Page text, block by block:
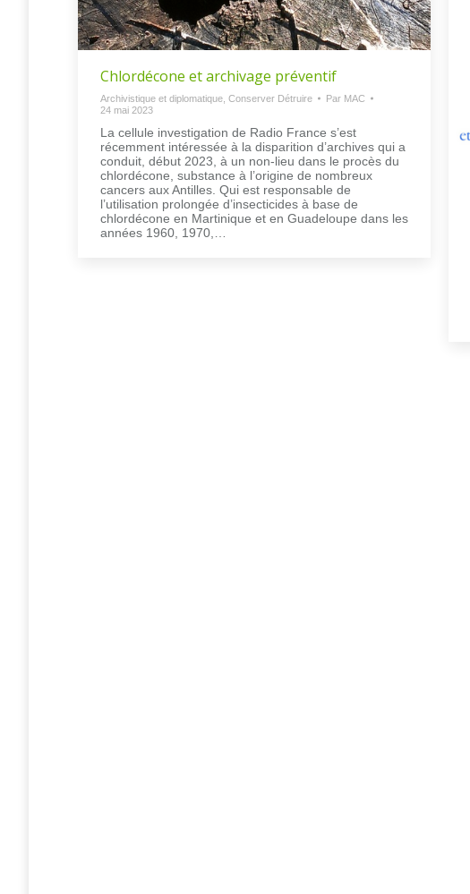
Chlordécone et archivage préventif
Archivistique et diplomatique Conserver Détruire Par MAC
24 mai 2023
La cellule investigation de Radio France s’est
récemment intéressée à la disparition d’archives qui a
conduit, début 2023, à un non-lieu dans le procès du
chlordécone, substance à l’origine de nombreux
cancers aux Antilles. Qui est responsable de
l’utilisation prolongée d’insecticides à base de
chlordécone en Martinique et en Guadeloupe dans les
années 1960, 1970,…